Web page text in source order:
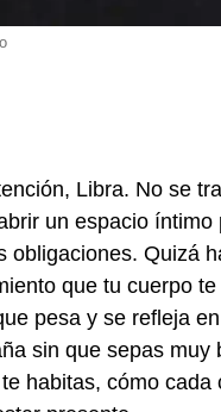
Libra. No se
un espacio
obligaciones. Quizá
que tu cuerpo
pesa y se refleja
sin que sepas
habitas, cómo